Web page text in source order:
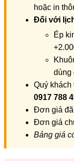
hoặc in
Đối với
Ép
dùng
Quý khách
0917 788
Đơn giá đã
Đơn giá
Bảng giá